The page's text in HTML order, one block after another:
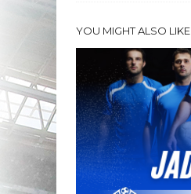
YOU MIGHT ALSO LIKE